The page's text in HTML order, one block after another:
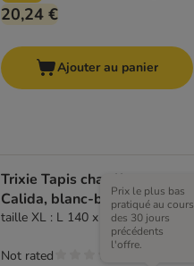
20,24 €
Ajouter au panier
Trixie Tapis chauffant
Calida, blanc-brun
taille XL : L 140 x l 85 cm
Prix le plus bas
pratiqué au cours
des 30 jours
précédents
l'offre.
Not rated